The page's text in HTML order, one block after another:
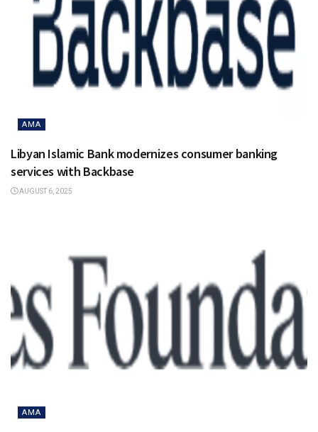
AMA
Libyan Islamic Bank modernizes consumer banking
services with Backbase
AUGUST 6, 2025
AMA